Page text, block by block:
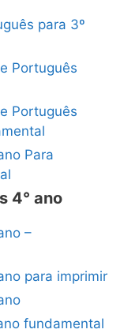
para 3º
Português
Português
Para
4° ano
–
para imprimir
fundamental